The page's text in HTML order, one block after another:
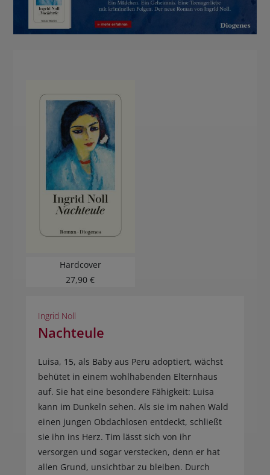
BUCHTIPPS
Hardcover
27,90 €
Ingrid Noll
Nachteule
Luisa, 15, als Baby aus Peru adoptiert, wächst
behütet in einem wohlhabenden Elternhaus
auf. Sie hat eine besondere Fähigkeit: Luisa
kann im Dunkeln sehen. Als sie im nahen Wald
einen jungen Obdachlosen entdeckt, schließt
sie ihn ins Herz. Tim lässt sich von ihr
versorgen und sogar verstecken, denn er hat
allen Grund, unsichtbar zu bleiben. Durch